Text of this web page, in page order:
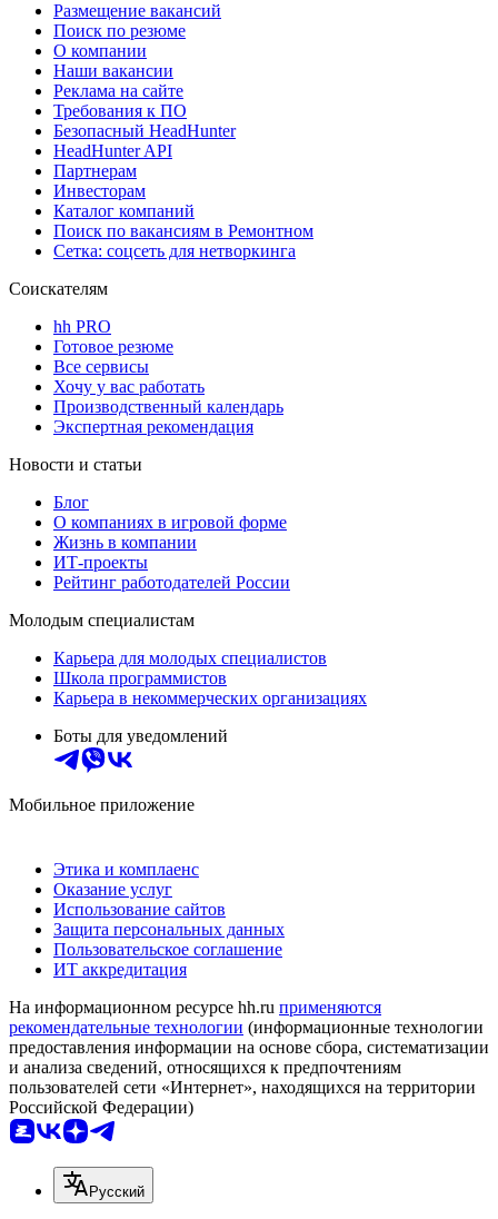
Размещение вакансий
Поиск по резюме
О компании
Наши вакансии
Реклама на сайте
Требования к ПО
Безопасный HeadHunter
HeadHunter API
Партнерам
Инвесторам
Каталог компаний
Поиск по вакансиям в Ремонтном
Сетка: соцсеть для нетворкинга
Соискателям
hh PRO
Готовое резюме
Все сервисы
Хочу у вас работать
Производственный календарь
Экспертная рекомендация
Новости и статьи
Блог
О компаниях в игровой форме
Жизнь в компании
ИТ-проекты
Рейтинг работодателей России
Молодым специалистам
Карьера для молодых специалистов
Школа программистов
Карьера в некоммерческих организациях
Боты для уведомлений
Мобильное приложение
Этика и комплаенс
Оказание услуг
Использование сайтов
Защита персональных данных
Пользовательское соглашение
ИТ аккредитация
На информационном ресурсе hh.ru применяются
рекомендательные технологии (информационные технологии
предоставления информации на основе сбора, систематизации
и анализа сведений, относящихся к предпочтениям
пользователей сети «Интернет», находящихся на территории
Российской Федерации)
Русский